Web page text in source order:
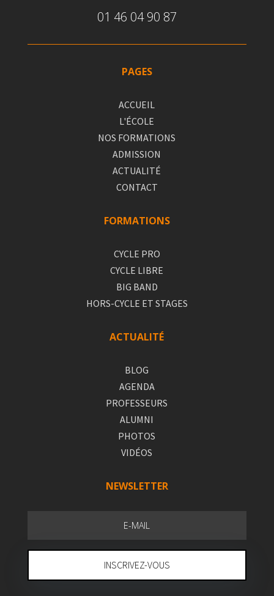
01 46 04 90 87
PAGES
ACCUEIL
L'ÉCOLE
NOS FORMATIONS
ADMISSION
ACTUALITÉ
CONTACT
FORMATIONS
CYCLE PRO
CYCLE LIBRE
BIG BAND
HORS-CYCLE ET STAGES
ACTUALITÉ
BLOG
AGENDA
PROFESSEURS
ALUMNI
PHOTOS
VIDÉOS
NEWSLETTER
INSCRIVEZ-VOUS